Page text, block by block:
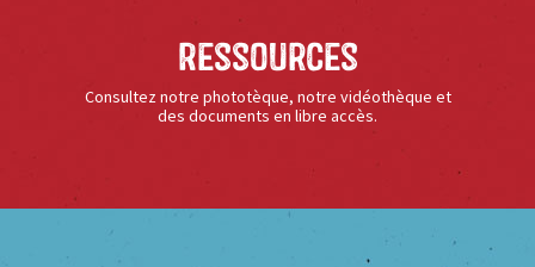
Ressources
Consultez notre phototèque, notre vidéothèque et
des documents en libre accès.